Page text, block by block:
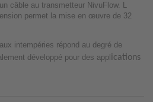
câble au transmetteur NivuFlow. L
permet la mise en œuvre de 32
intempéries répond au degré de
développé pour des appl ications